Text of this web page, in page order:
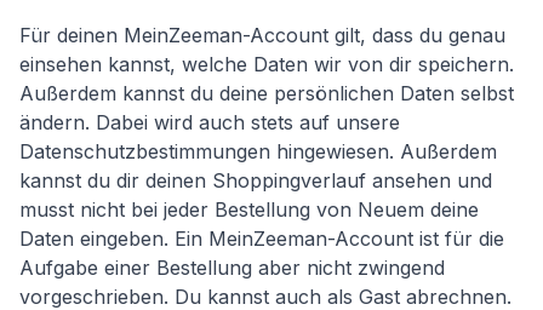
Für deinen MeinZeeman-Account gilt, dass du genau
einsehen kannst, welche Daten wir von dir speichern.
Außerdem kannst du deine persönlichen Daten selbst
ändern. Dabei wird auch stets auf unsere
Datenschutzbestimmungen hingewiesen. Außerdem
kannst du dir deinen Shoppingverlauf ansehen und
musst nicht bei jeder Bestellung von Neuem deine
Daten eingeben. Ein MeinZeeman-Account ist für die
Aufgabe einer Bestellung aber nicht zwingend
vorgeschrieben. Du kannst auch als Gast abrechnen.